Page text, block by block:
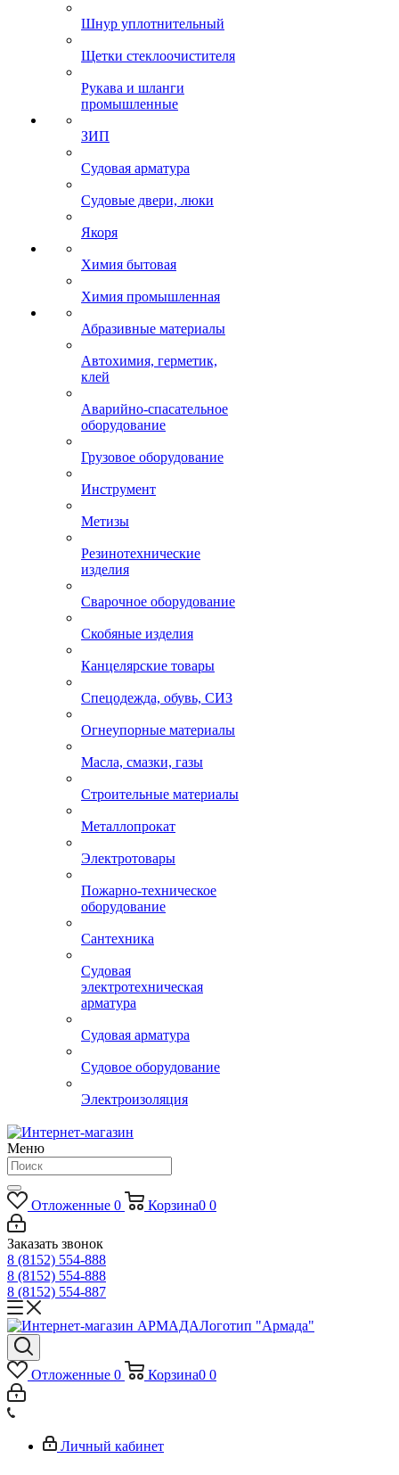
Шнур уплотнительный
Щетки стеклоочистителя
Рукава и шланги
промышленные
ЗИП
Судовая арматура
Судовые двери, люки
Якоря
Химия бытовая
Химия промышленная
Абразивные материалы
Автохимия, герметик,
клей
Аварийно-спасательное
оборудование
Грузовое оборудование
Инструмент
Метизы
Резинотехнические
изделия
Сварочное оборудование
Скобяные изделия
Канцелярские товары
Спецодежда, обувь, СИЗ
Огнеупорные материалы
Масла, смазки, газы
Строительные материалы
Металлопрокат
Электротовары
Пожарно-техническое
оборудование
Сантехника
Судовая
электротехническая
арматура
Судовая арматура
Судовое оборудование
Электроизоляция
Меню
Отложенные 0 Корзина0 0
Заказать звонок
8 (8152) 554-888
8 (8152) 554-888
8 (8152) 554-887
Логотип "Армада"
Отложенные 0 Корзина0 0
Личный кабинет